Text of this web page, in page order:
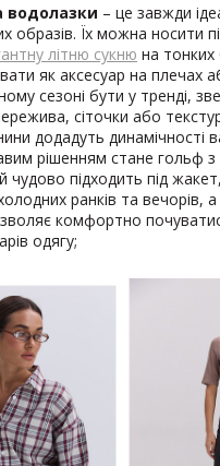
водолазки – це завжди
образів. Їх можна носити
літню сукню на тонких
як аксесуар на плечах
сезоні бути у тренді,
сіточки або
додадуть динамічності
рішенням стане гольф
чудово підходить під
ранків та вечорів,
комфортно
одягу;